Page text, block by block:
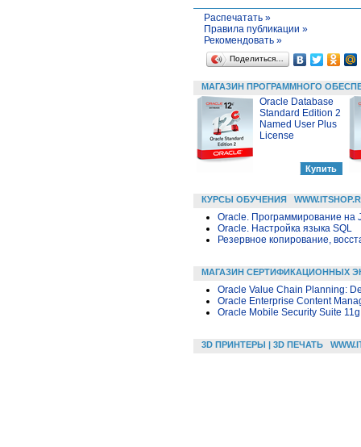
Распечатать »
Правила публикации »
Рекомендовать »
Поделиться…
МАГАЗИН ПРОГРАММНОГО
Oracle Database
Standard Edition 2
Named User Plus
License
КУРСЫ ОБУЧЕНИЯ
Oracle. Программирование на
Oracle. Настройка языка SQL
Резервное копирование,
МАГАЗИН СЕРТИФИКАЦИОННЫХ
Oracle Value Chain Planning:
Oracle Enterprise Content
Oracle Mobile Security Suite
3D ПРИНТЕРЫ | 3D ПЕЧАТЬ